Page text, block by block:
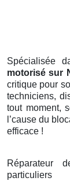
Spécialisée
motorisé sur
critique pour
techniciens,
tout moment,
l’cause du
efficace !
Réparateur
particuliers